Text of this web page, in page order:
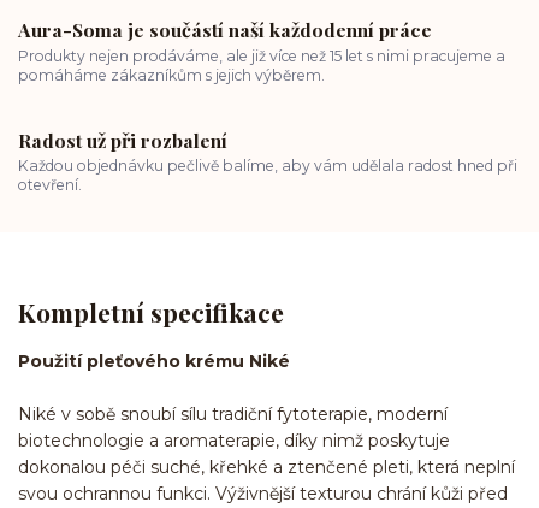
Aura-Soma je součástí naší každodenní práce
Produkty nejen prodáváme, ale již více než 15 let s nimi pracujeme a
pomáháme zákazníkům s jejich výběrem.
Radost už při rozbalení
Každou objednávku pečlivě balíme, aby vám udělala radost hned při
otevření.
Kompletní specifikace
Použití pleťového krému Niké
Niké v sobě snoubí sílu tradiční fytoterapie, moderní
biotechnologie a aromaterapie, díky nimž poskytuje
dokonalou péči suché, křehké a ztenčené pleti, která neplní
svou ochrannou funkci. Výživnější texturou chrání kůži před